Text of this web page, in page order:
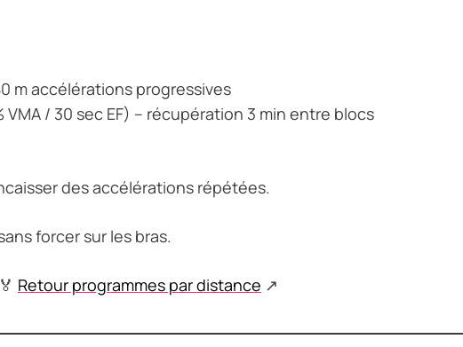
m accélérations progressives
VMA / 30 sec EF) – récupération 3 min entre blocs
des accélérations répétées.
forcer sur les bras.
Retour programmes par distance ↗